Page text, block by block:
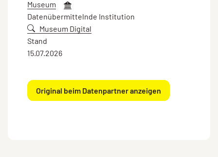
Museum
Datenübermittelnde Institution
Museum Digital
Stand
15.07.2026
Original beim Datenpartner anzeigen